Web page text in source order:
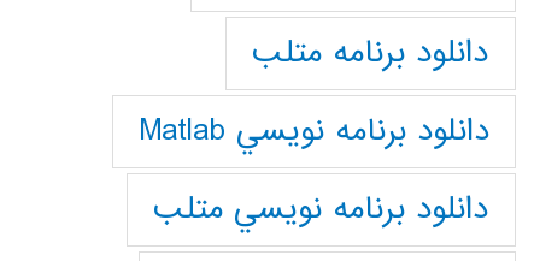
دانلود برنامه متلب
دانلود برنامه نويسي Matlab
دانلود برنامه نويسي متلب